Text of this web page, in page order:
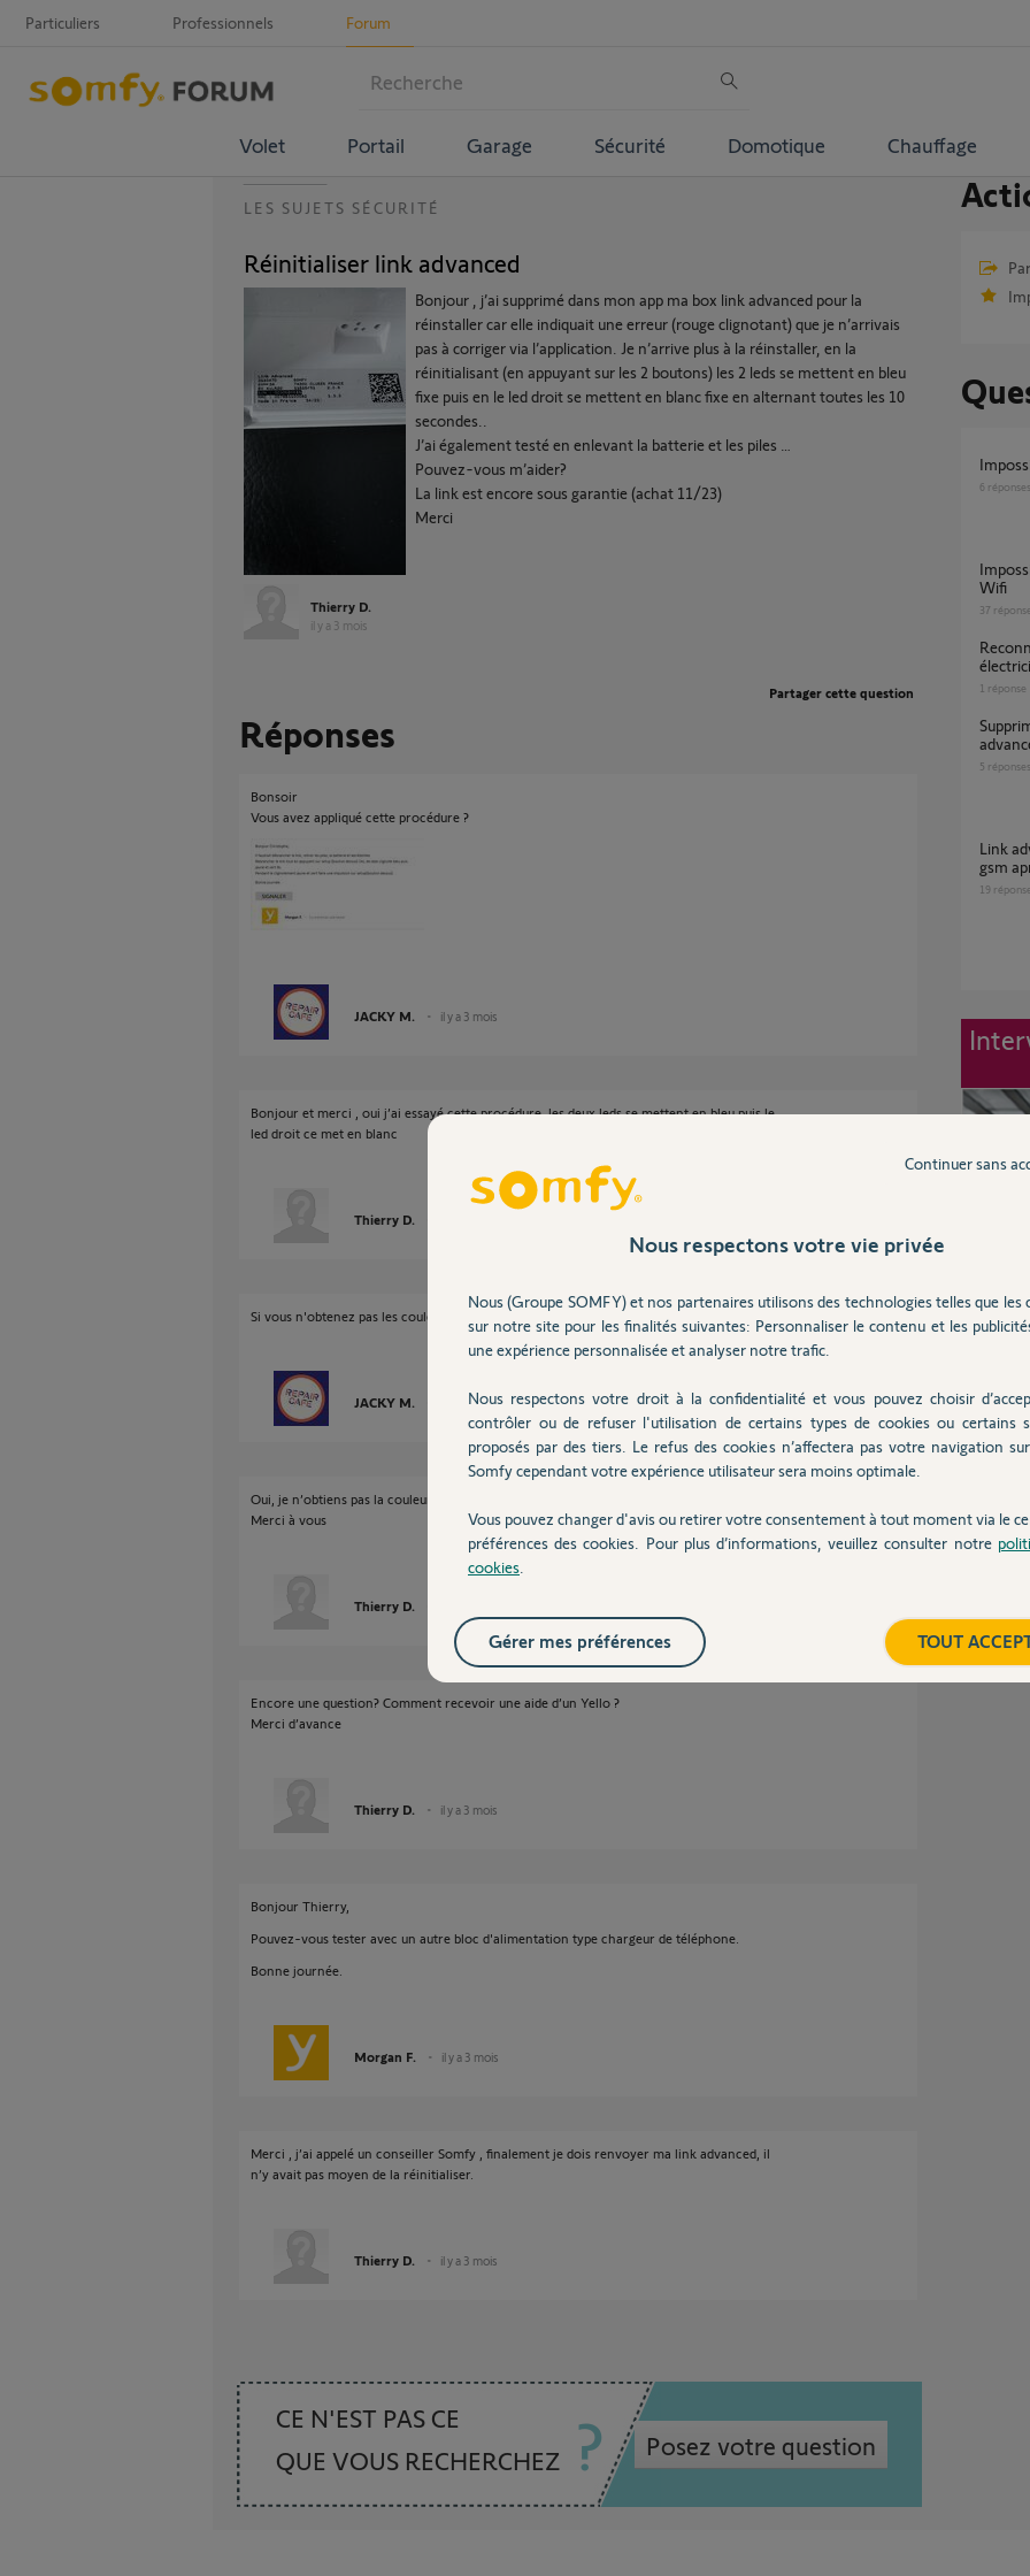
Particuliers Professionnels Forum
Volet Portail Garage Sécurité Domotique Chauffage
LES SUJETS SÉCURITÉ
Réinitialiser link advanced
Bonjour , j’ai supprimé dans mon app ma box link advanced pour la
réinstaller car elle indiquait une erreur (rouge clignotant) que je n’arrivais
pas à corriger via l’application. Je n’arrive plus à la réinstaller, en la
réinitialisant (en appuyant sur les 2 boutons) les 2 leds se mettent en bleu
fixe puis en le led droit se mettent en blanc fixe en alternant toutes les 10
secondes..
J’ai également testé en enlevant la batterie et les piles …
Pouvez-vous m’aider?
La link est encore sous garantie (achat 11/23)
Merci
Thierry D.
il y a 3 mois
Partager cette question
Réponses
Bonsoir
Vous avez appliqué cette procédure ?
JACKY M. il y a 3 mois
Bonjour et merci , oui j’ai essayé cette procédure, les deux leds se mettent en bleu puis le
led droit ce met en blanc
Thierry D.
Si vous n'obtenez pas les couleurs jaune/vert il faut attendre l'aide d'un Yello
JACKY M. il y a 3 mois
Oui, je n’obtiens pas la couleur jaune/vert , j’ai essayé plusieurs fois …
Merci à vous
Thierry D.
Encore une question? Comment recevoir une aide d’un Yello ?
Merci d’avance
Thierry D. il y a 3 mois
Bonjour Thierry,
Pouvez-vous tester avec un autre bloc d'alimentation type chargeur de téléphone.
Bonne journée.
Morgan F. il y a 3 mois
Merci , j’ai appelé un conseiller Somfy , finalement je dois renvoyer ma link advanced, il
n’y avait pas moyen de la réinitialiser.
Thierry D. il y a 3 mois
CE N'EST PAS CE
QUE VOUS RECHERCHEZ
Posez votre question
6 réponses
Impossible de reconnecter Link Advanced au
Wifi
37
Reconnecter Link Advanced suite coupure
1 réponse
supprimer une installation dont le link
5 réponses
Link advanced ne se reconnecte pas au wifi ni
gsm
19
Nous respectons votre vie privée
Nous (Groupe SOMFY) et nos partenaires utilisons des technologies telles que les
sur notre site pour les finalités suivantes: Personnaliser le contenu et les
une expérience personnalisée et analyser notre trafic.
Nous respectons votre droit à la confidentialité et vous pouvez choisir
contrôler ou de refuser l'utilisation de certains types de cookies ou certains
proposés par des tiers. Le refus des cookies n’affectera pas votre navigation
Somfy cependant votre expérience utilisateur sera moins optimale.
Vous pouvez changer d'avis ou retirer votre consentement à tout moment via le
préférences des cookies. Pour plus d’informations, veuillez consulter notre
cookies
Continuer sans
TOUT
Gérer mes préférences